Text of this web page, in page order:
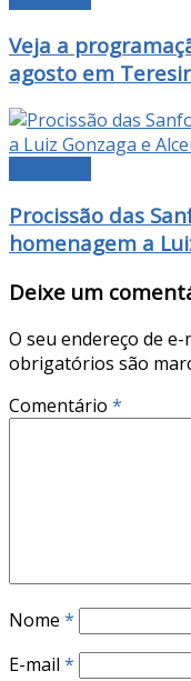
Veja a
agosto em
Procissão das
homenagem a
Deixe um
O seu endereço de
obrigatórios são
Comentário *
Nome *
E-mail *